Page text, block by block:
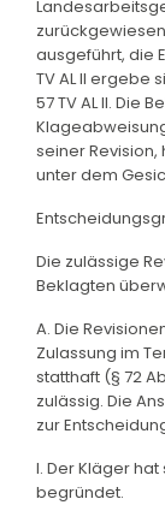
ausgeführt, die
TV AL II ergebe
57 TV AL II. Die
seiner
unter dem
Die zulässige
Beklagten
A. Die
Zulassung im
statthaft (§ 72
zulässig. Die
zur
I. Der Kläger
begründet.